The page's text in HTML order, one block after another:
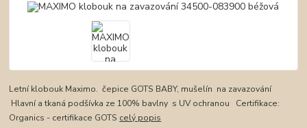
Letní klobouk Maximo. čepice GOTS BABY, mušelín na zavazování
Hlavní a tkaná podšívka ze 100% bavlny s UV ochranou Certifikace:
Organics - certifikace GOTS celý popis